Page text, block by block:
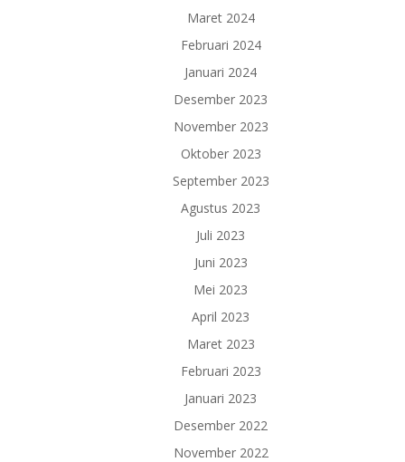
Maret 2024
Februari 2024
Januari 2024
Desember 2023
November 2023
Oktober 2023
September 2023
Agustus 2023
Juli 2023
Juni 2023
Mei 2023
April 2023
Maret 2023
Februari 2023
Januari 2023
Desember 2022
November 2022